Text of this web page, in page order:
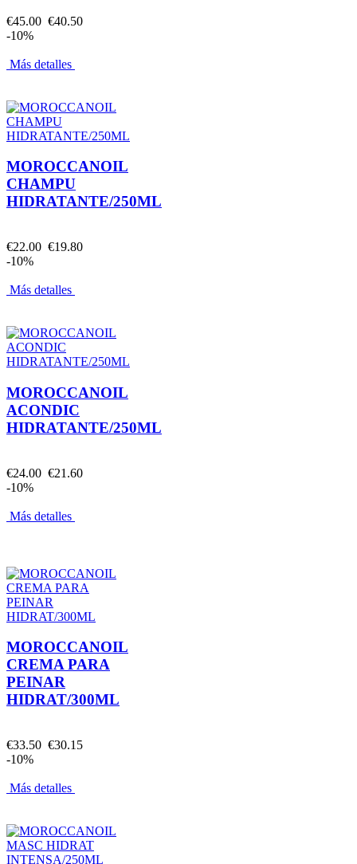
€45.00 €40.50
-10%
Más detalles
MOROCCANOIL
CHAMPU
HIDRATANTE/250ML
€22.00 €19.80
-10%
Más detalles
MOROCCANOIL
ACONDIC
HIDRATANTE/250ML
€24.00 €21.60
-10%
Más detalles
MOROCCANOIL
CREMA PARA
PEINAR
HIDRAT/300ML
€33.50 €30.15
-10%
Más detalles